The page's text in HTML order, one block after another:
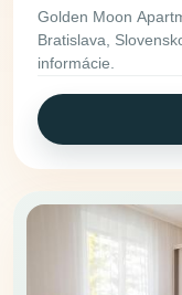
Golden Moon
Bratislava,
informácie.